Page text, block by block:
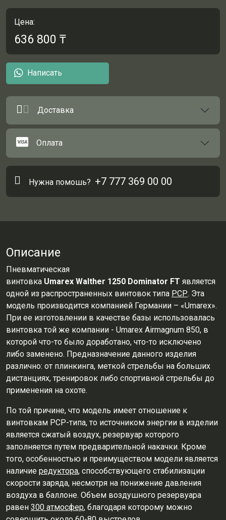
Цена:
636 800 ₸
Написать
Доставка
Оплата
Нужна помошь? +7 777 369 00 00
Описание
Пневматическая
винтовка Umarex Walther 1250 Dominator FT является
одной из распространенных винтовок типа РСР. Эта
модель производится компанией Германии – «Umarex».
При ее изготовлении в качестве базы использовалась
винтовка той же компании - Umarex Airmagnum 850, в
которой что-то было доработано, что-то исключено
либо заменено. Предназначение данного изделия
различно: от плинкинга, меткой стрельбы на больших
дистанциях, тренировок либо спортивной стрельбы до
применения на охоте.
По той причине, что модель имеет отношение к
винтовкам РСР-типа, то источником энергии в изделии
является сжатый воздух, резервуар которого
заполняется путем предварительной накачки. Кроме
того, особенностью и преимуществом модели является
наличие редуктора, способствующего стабилизации
скорости заряда, несмотря на понижение давления
воздуха в баллоне. Объем воздушного резервуара
равен 300 атмосфер, благодаря которому можно